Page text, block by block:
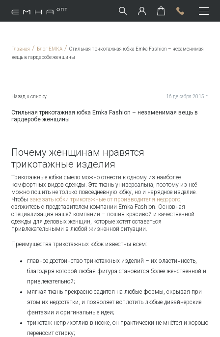
Главная / Блог EMKA / Стильная трикотажная юбка Emka Fashion – незаменимая
вещь в гардеробе женщины
Назад к списку 16 декабря 2015 г.
Стильная трикотажная юбка Emka Fashion – незаменимая вещь в
гардеробе женщины
Почему женщинам нравятся
трикотажные изделия
Трикотажные юбки смело можно отнести к одному из наиболее
комфортных видов одежды. Эта ткань универсальна, поэтому из неё
можно пошить не только повседневную юбку, но и нарядное изделие.
Чтобы заказать юбки трикотажные от производителя недорого,
свяжитесь с представителем компании Emka Fashion. Основная
специализация нашей компании – пошив красивой и качественной
одежды для деловых женщин, которые хотят оставаться
привлекательными в любой жизненной ситуации.
Преимущества трикотажных юбок известны всем:
главное достоинство трикотажных изделий – их эластичность,
благодаря которой любая фигура становится более женственной и
привлекательной;
мягкая ткань прекрасно садится на любые формы, скрывая при
этом их недостатки, и позволяет воплотить любые дизайнерские
фантазии и оригинальные идеи;
трикотаж неприхотлив в носке, он практически не мнётся и хорошо
переносит стирку;